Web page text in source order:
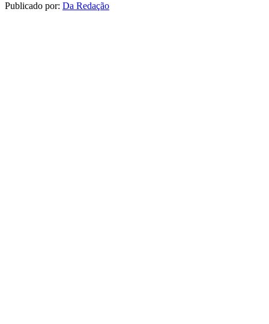
Publicado por: Da Redação